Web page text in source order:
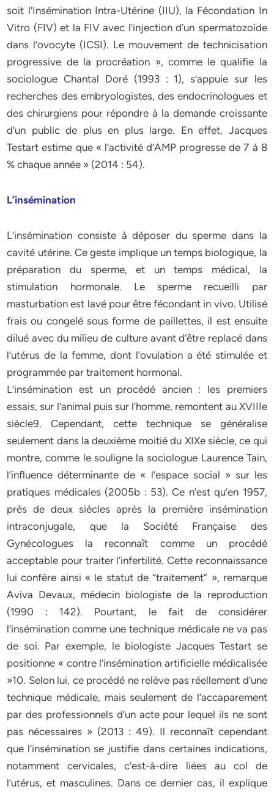
soit l’Insémination Intra-Utérine (IIU), la Fécondation In
Vitro (FIV) et la FIV avec l’injection d’un spermatozoïde
dans l’ovocyte (ICSI). Le mouvement de technicisation
progressive de la procréation », comme le qualifie la
sociologue Chantal Doré (1993 : 1), s’appuie sur les
recherches des embryologistes, des endocrinologues et
des chirurgiens pour répondre à la demande croissante
d’un public de plus en plus large. En effet, Jacques
Testart estime que « l’activité d’AMP progresse de 7 à 8
% chaque année » (2014 : 54).
L’insémination
L’insémination consiste à déposer du sperme dans la
cavité utérine. Ce geste implique un temps biologique, la
préparation du sperme, et un temps médical, la
stimulation hormonale. Le sperme recueilli par
masturbation est lavé pour être fécondant in vivo. Utilisé
frais ou congelé sous forme de paillettes, il est ensuite
dilué avec du milieu de culture avant d’être replacé dans
l’utérus de la femme, dont l’ovulation a été stimulée et
programmée par traitement hormonal.
L’insémination est un procédé ancien : les premiers
essais, sur l’animal puis sur l’homme, remontent au XVIIIe
siècle9. Cependant, cette technique se généralise
seulement dans la deuxième moitié du XIXe siècle, ce qui
montre, comme le souligne la sociologue Laurence Tain,
l’influence déterminante de « l’espace social » sur les
pratiques médicales (2005b : 53). Ce n’est qu’en 1957,
près de deux siècles après la première insémination
intraconjugale, que la Société Française des
Gynécologues la reconnaît comme un procédé
acceptable pour traiter l’infertilité. Cette reconnaissance
lui confère ainsi « le statut de “traitement” », remarque
Aviva Devaux, médecin biologiste de la reproduction
(1990 : 142). Pourtant, le fait de considérer
l’insémination comme une technique médicale ne va pas
de soi. Par exemple, le biologiste Jacques Testart se
positionne « contre l’insémination artificielle médicalisée
»10. Selon lui, ce procédé ne relève pas réellement d’une
technique médicale, mais seulement de l’accaparement
par des professionnels d’un acte pour lequel ils ne sont
pas nécessaires » (2013 : 49). Il reconnaît cependant
que l’insémination se justifie dans certaines indications,
notamment cervicales, c’est-à-dire liées au col de
l’utérus, et masculines. Dans ce dernier cas, il explique